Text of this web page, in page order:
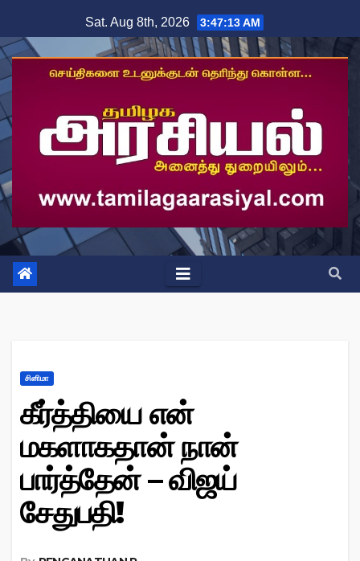
to
content
Sat. Aug 8th, 2026 3:47:14 AM
சினிமா
கீர்த்தியை என்
மகளாகதான் நான்
பார்த்தேன் – விஜய்
சேதுபதி!